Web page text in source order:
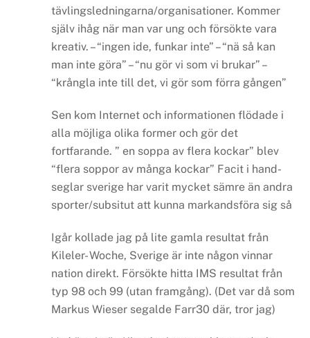
tävlingsledningarna/organisationer. Kommer
själv ihåg när man var ung och försökte vara
kreativ. – “ingen ide, funkar inte” – “nä så kan
man inte göra” – “nu gör vi som vi brukar” –
“krångla inte till det, vi gör som förra gången”
Sen kom Internet och informationen flödade i
alla möjliga olika former och gör det
fortfarande. ” en soppa av flera kockar” blev
“flera soppor av många kockar” Facit i hand-
seglar sverige har varit mycket sämre än andra
sporter/subsitut att kunna markandsföra sig så
Igår kollade jag på lite gamla resultat från
Kileler- Woche, Sverige är inte någon vinnar
nation direkt. Försökte hitta IMS resultat från
typ 98 och 99 (utan framgång). (Det var då som
Markus Wieser segalde Farr30 där, tror jag)